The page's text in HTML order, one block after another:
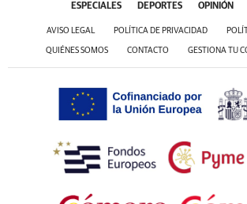
ESPECIALES DEPORTES OPINIÓN
AVISO LEGAL POLÍTICA DE PRIVACIDAD
QUIÉNES SOMOS CONTACTO GESTIONA TU